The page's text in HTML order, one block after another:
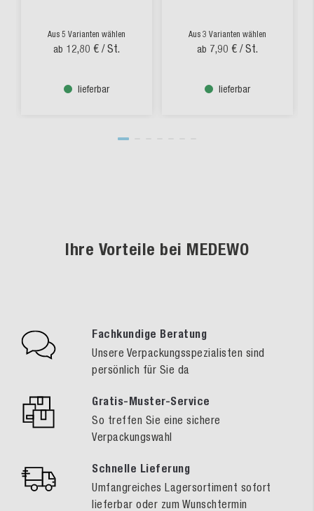
Aus 5 Varianten wählen
ab 12,80 € / St.
lieferbar
Aus 3 Varianten wählen
ab 7,90 € / St.
lieferbar
Ihre Vorteile bei MEDEWO
Fachkundige Beratung
Unsere Verpackungsspezialisten sind
persönlich für Sie da
Gratis-Muster-Service
So treffen Sie eine sichere
Verpackungswahl
Schnelle Lieferung
Umfangreiches Lagersortiment sofort
lieferbar oder zum Wunschtermin